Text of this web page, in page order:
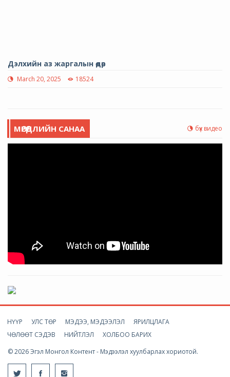
Дэлхийн аз жаргалын өдөр
March 20, 2025 18524
МӨРӨӨДЛИЙН САНАА бүх видео
НҮҮР УЛС ТӨР МЭДЭЭ, МЭДЭЭЛЭЛ
ЯРИЛЦЛАГА
ЧӨЛӨӨТ СЭДЭВ
НИЙТЛЭЛ
ХОЛБОО БАРИХ
© 2026 Эгэл Монгол Контент - Мэдээлэл хуулбарлах хориотой.